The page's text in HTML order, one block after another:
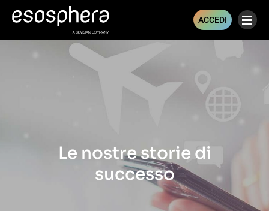
ACCEDI
Le nostre storie di
successo